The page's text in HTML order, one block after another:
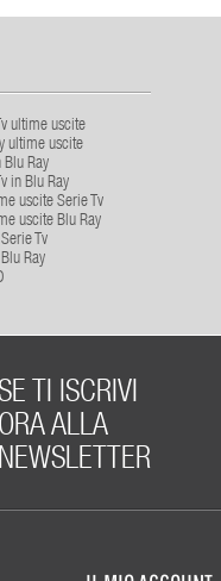
ultime uscite
ultime uscite
Ray
in Blu Ray
uscite Serie Tv
uscite Blu Ray
Tv
Ray
TI ISCRIVI
ORA ALLA
NEWSLETTER